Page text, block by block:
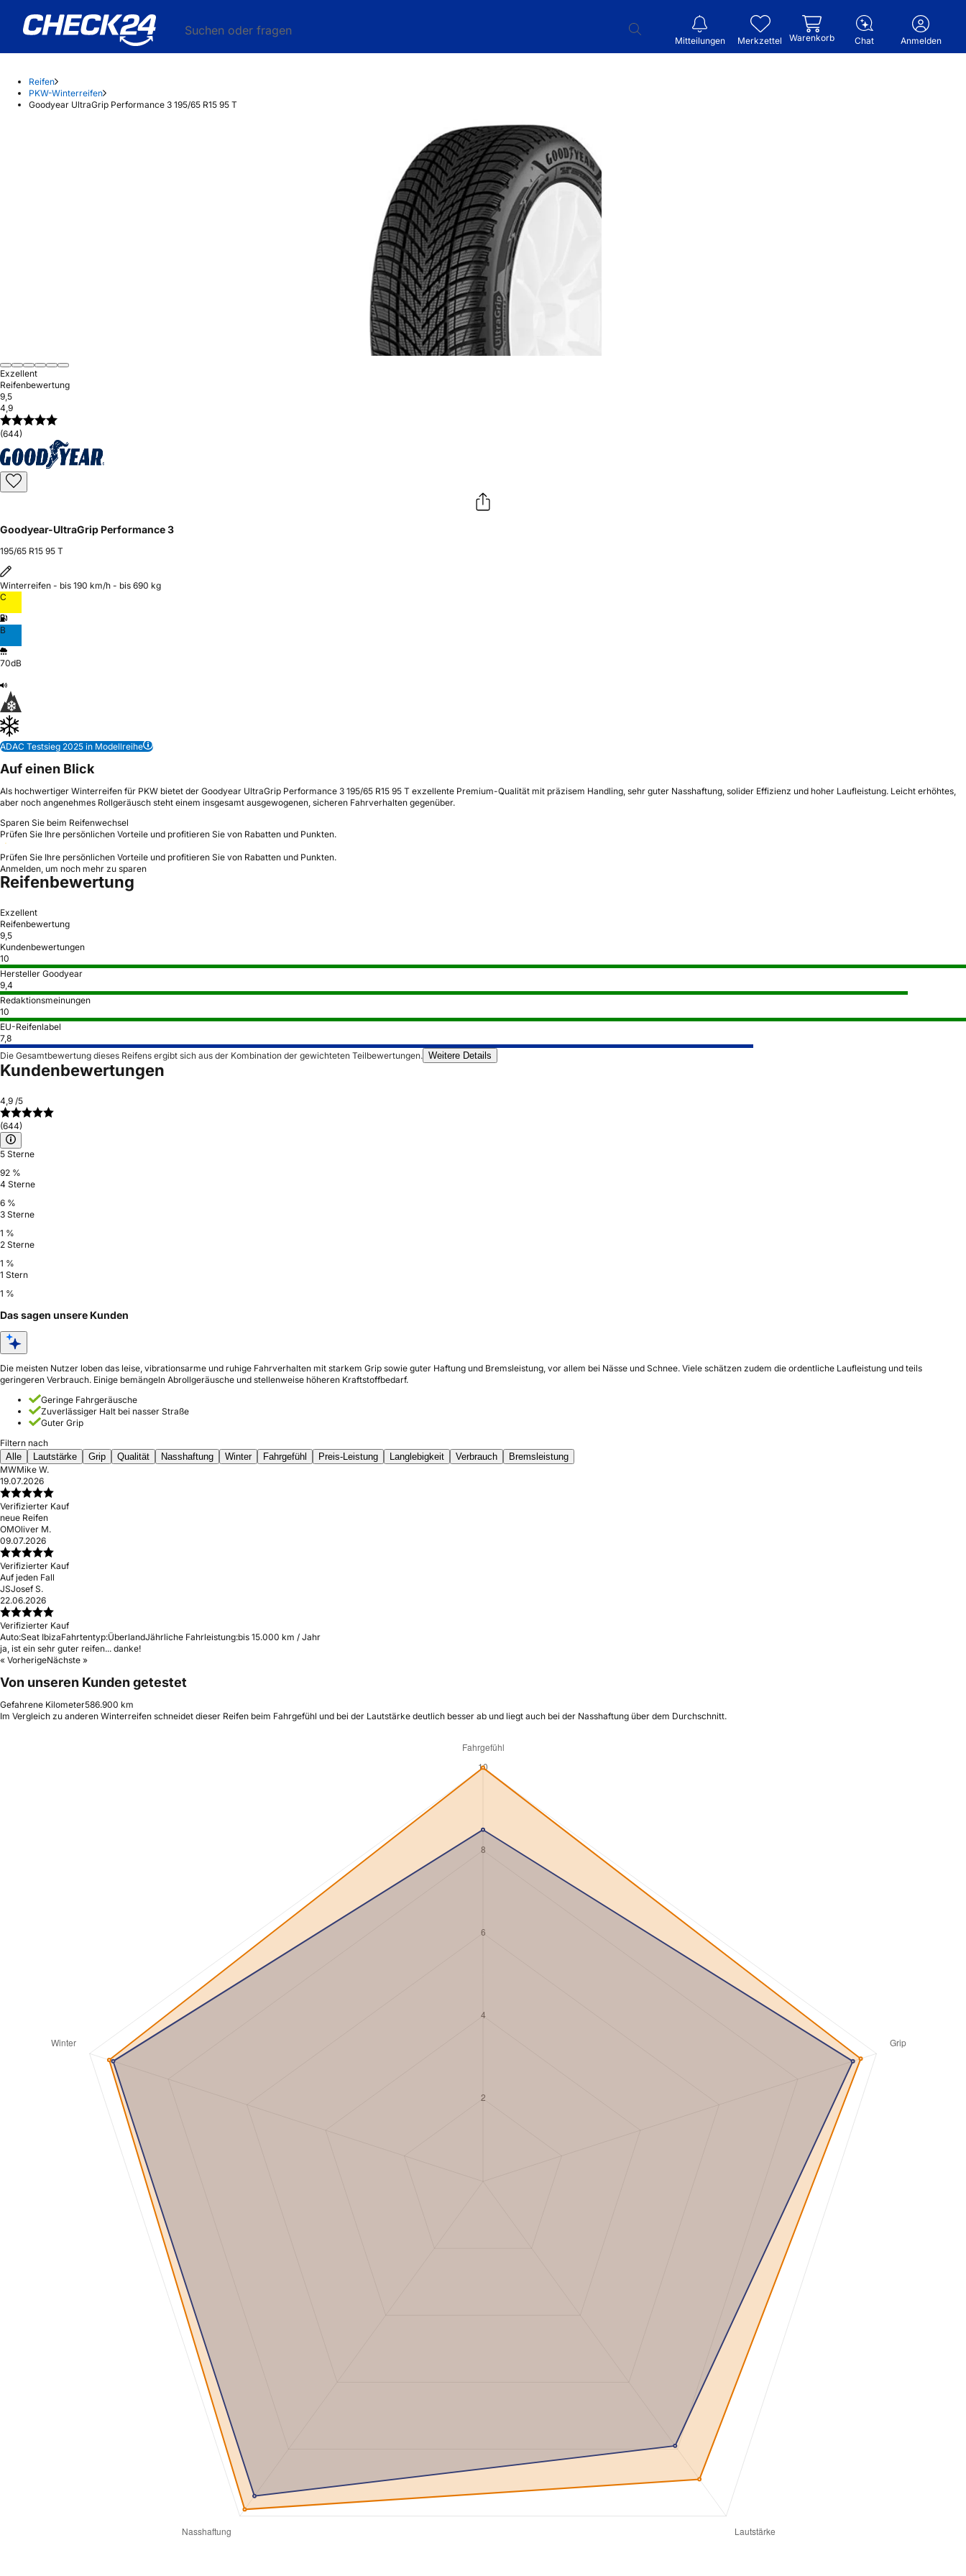
Suchen oder fragen
Mitteilungen Merkzettel Warenkorb Chat Anmelden
Reifen
PKW-Winterreifen
Goodyear UltraGrip Performance 3 195/65 R15 95 T
Exzellent
Reifenbewertung
9,5
4,9
(644)
Goodyear-UltraGrip Performance 3
195/65 R15 95 T
Winterreifen - bis 190 km/h - bis 690 kg
C
B
70dB
ADAC Testsieg 2025 in Modellreihe
Auf einen Blick
Als hochwertiger Winterreifen für PKW bietet der Goodyear UltraGrip Performance 3 195/65 R15 95 T exzellente Premium-Qualität mit präzisem Handling, sehr guter Nasshaftung, solider Effizienz und hoher Laufleistung. Leicht erhöhtes,
aber noch angenehmes Rollgeräusch steht einem insgesamt ausgewogenen, sicheren Fahrverhalten gegenüber.
Sparen Sie beim Reifenwechsel
Prüfen Sie Ihre persönlichen Vorteile und profitieren Sie von Rabatten und Punkten.
Prüfen Sie Ihre persönlichen Vorteile und profitieren Sie von Rabatten und Punkten.
Anmelden, um noch mehr zu sparen
Reifenbewertung
Exzellent
Reifenbewertung
9,5
Kundenbewertungen
10
Hersteller Goodyear
9,4
Redaktionsmeinungen
10
EU-Reifenlabel
7,8
Die Gesamtbewertung dieses Reifens ergibt sich aus der Kombination der gewichteten Teilbewertungen. Weitere Details
Kundenbewertungen
4,9 /5
(644)
5 Sterne
92 %
4 Sterne
6 %
3 Sterne
1 %
2 Sterne
1 %
1 Stern
1 %
Das sagen unsere Kunden
Die meisten Nutzer loben das leise, vibrationsarme und ruhige Fahrverhalten mit starkem Grip sowie guter Haftung und Bremsleistung, vor allem bei Nässe und Schnee. Viele schätzen zudem die ordentliche Laufleistung und teils
geringeren Verbrauch. Einige bemängeln Abrollgeräusche und stellenweise höheren Kraftstoffbedarf.
Geringe Fahrgeräusche
Zuverlässiger Halt bei nasser Straße
Guter Grip
Filtern nach
Alle
Lautstärke Grip Qualität Nasshaftung Winter Fahrgefühl Preis-Leistung Langlebigkeit Verbrauch
Bremsleistung
MWMike W.
19.07.2026
Verifizierter Kauf
neue Reifen
OMOliver M.
09.07.2026
Verifizierter Kauf
Auf jeden Fall
JSJosef S.
22.06.2026
Verifizierter Kauf
Auto:Seat IbizaFahrtentyp:ÜberlandJährliche Fahrleistung:bis 15.000 km / Jahr
ja, ist ein sehr guter reifen... danke!
« VorherigeNächste »
Von unseren Kunden getestet
Gefahrene Kilometer586.900 km
Im Vergleich zu anderen Winterreifen schneidet dieser Reifen beim Fahrgefühl und bei der Lautstärke deutlich besser ab und liegt auch bei der Nasshaftung über dem Durchschnitt.